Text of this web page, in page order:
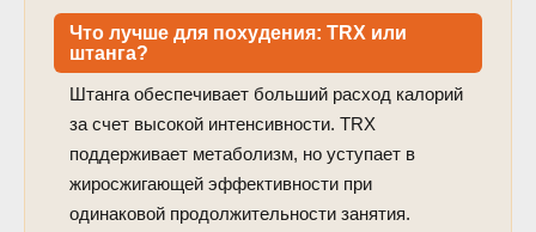
Что лучше для похудения: TRX или
штанга?
Штанга обеспечивает больший расход калорий
за счет высокой интенсивности. TRX
поддерживает метаболизм, но уступает в
жиросжигающей эффективности при
одинаковой продолжительности занятия.